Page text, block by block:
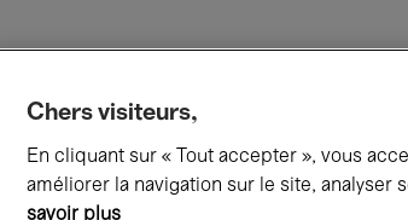
Ce qui se
Chers visiteurs,
En cliquant sur « Tout accepter », vous
améliorer la navigation sur le site, analyser
savoir plus